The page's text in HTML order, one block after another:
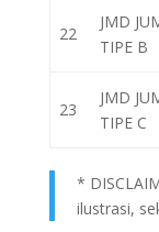
22
JMD
TIPE B
23
JMD
TIPE C
*
ilustrasi,